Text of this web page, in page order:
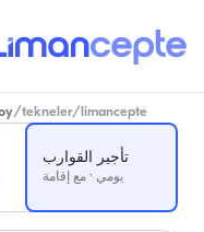
limancepte
/
tekneler
/
تأجير القوارب
يومي · مع إقامة